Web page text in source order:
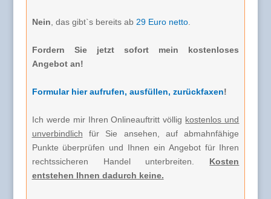
Nein, das gibt`s bereits ab 29 Euro netto.
Fordern Sie jetzt sofort mein kostenloses
Angebot an!
Formular hier aufrufen, ausfüllen, zurückfaxen!
Ich werde mir Ihren Onlineauftritt völlig kostenlos und
unverbindlich für Sie ansehen, auf abmahnfähige
Punkte überprüfen und Ihnen ein Angebot für Ihren
rechtssicheren Handel unterbreiten. Kosten
entstehen Ihnen dadurch keine.